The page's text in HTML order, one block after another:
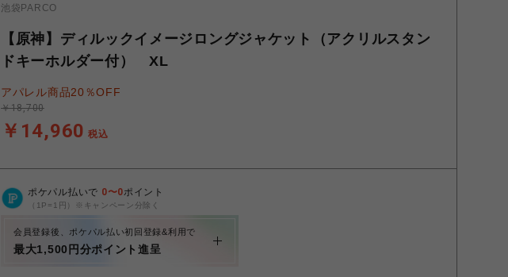
池袋PARCO
【原神】ディルックイメージロングジャケット（アクリルスタン
ドキーホルダー付） XL
アパレル商品20％OFF
￥14,960 税込
￥18,700
ポケパル払いで 0〜0ポイント
（1P=1円）※キャンペーン分除く
会員登録後、ポケパル払い初回登録&利用で
最大1,500円分ポイント進呈